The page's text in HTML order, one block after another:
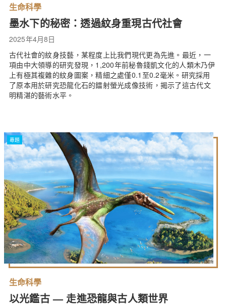
生命科學
墨水下的秘密：透過紋身重現古代社會
2025年4月8日
古代社會的紋身技藝，某程度上比我們現代更為先進。最近，一
項由中大領導的研究發現，1,200年前秘魯錢凱文化的人類木乃伊
上有極其複雜的紋身圖案，精細之處僅0.1至0.2毫米。研究採用
了原本用於研究恐龍化石的鐳射螢光成像技術，揭示了這古代文
明精湛的藝術水平。
專題
生命科學
以光鑑古 — 走進恐龍與古人類世界